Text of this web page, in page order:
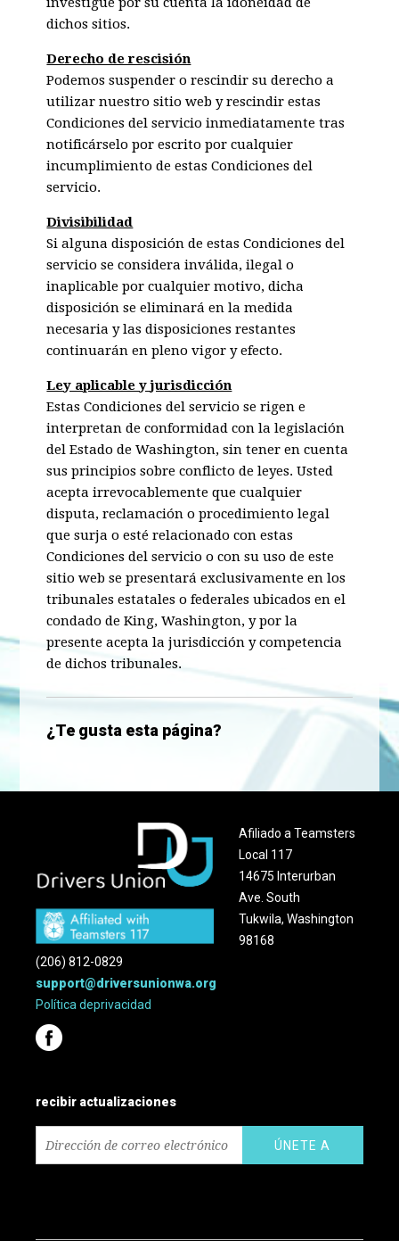
dichos sitios.
Derecho de rescisión
Podemos suspender o rescindir su derecho a
utilizar nuestro sitio web y rescindir estas
Condiciones del servicio inmediatamente tras
notificárselo por escrito por cualquier
incumplimiento de estas Condiciones del
servicio.
Divisibilidad
Si alguna disposición de estas Condiciones del
servicio se considera inválida, ilegal o
inaplicable por cualquier motivo, dicha
disposición se eliminará en la medida
necesaria y las disposiciones restantes
continuarán en pleno vigor y efecto.
Ley aplicable y jurisdicción
Estas Condiciones del servicio se rigen e
interpretan de conformidad con la legislación
del Estado de Washington, sin tener en cuenta
sus principios sobre conflicto de leyes. Usted
acepta irrevocablemente que cualquier
disputa, reclamación o procedimiento legal
que surja o esté relacionado con estas
Condiciones del servicio o con su uso de este
sitio web se presentará exclusivamente en los
tribunales estatales o federales ubicados en el
condado de King, Washington, y por la
presente acepta la jurisdicción y competencia
de dichos tribunales.
¿Te gusta esta página?
Afiliado a Teamsters
Local 117
14675 Interurban
Ave. South
Tukwila, Washington
98168
(206) 812-0829
support@driversunionwa.org
Política deprivacidad
recibir actualizaciones